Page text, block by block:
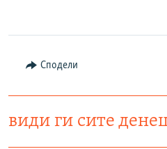
Сподели
види ги сите